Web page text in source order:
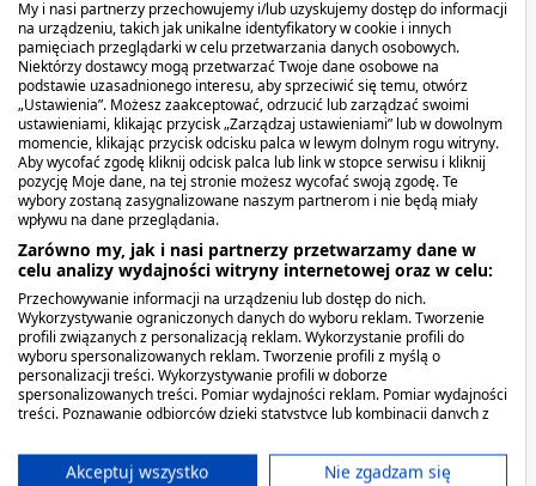
Prowadzenie pojazdów lub obsługiwanie maszyn
Nie zaobserwowano wpływu leku na zdolność
prowadzenie pojazdów i obsługiwania maszyn.
Możliwe działania niepożądane
produktu
4. MOŻLIWE DZIAŁANIA NIEPOŻĄDANE Jak każdy
lek, lek Daktarin, puder leczniczy może
powodować działania niepożądane. Częstość
występowania możliwych działań niepożądanych
wymienionych poniżej zdefiniowano następująco:
bardzo rzadko (występują rzadziej niż u 1 na 10
bardzo rzadko obserwowano reakcje
My i nasi partnerzy przechowujemy i/lub uzyskujemy dostęp do informacji
na urządzeniu, takich jak unikalne identyfikatory w cookie i innych
pamięciach przeglądarki w celu przetwarzania danych osobowych.
Niektórzy dostawcy mogą przetwarzać Twoje dane osobowe na
podstawie uzasadnionego interesu, aby sprzeciwić się temu, otwórz
„Ustawienia”. Możesz zaakceptować, odrzucić lub zarządzać swoimi
ustawieniami, klikając przycisk „Zarządzaj ustawieniami” lub w dowolnym
momencie, klikając przycisk odcisku palca w lewym dolnym rogu witryny.
Aby wycofać zgodę kliknij odcisk palca lub link w stopce serwisu i kliknij
pozycję Moje dane, na tej stronie możesz wycofać swoją zgodę. Te
wybory zostaną zasygnalizowane naszym partnerom i nie będą miały
wpływu na dane przeglądania.
Zarówno my, jak i nasi partnerzy przetwarzamy dane w
celu analizy wydajności witryny internetowej oraz w celu:
Przechowywanie informacji na urządzeniu lub dostęp do nich.
Wykorzystywanie ograniczonych danych do wyboru reklam. Tworzenie
profili związanych z personalizacją reklam. Wykorzystanie profili do
wyboru spersonalizowanych reklam. Tworzenie profili z myślą o
personalizacji treści. Wykorzystywanie profili w doborze
spersonalizowanych treści. Pomiar wydajności reklam. Pomiar wydajności
treści. Poznawanie odbiorców dzięki statystyce lub kombinacji danych z
ograniczonych danych do wyboru treści.
Dane mogą być udostępniane poza Unię Europejską i wysyłane do USA.
Akceptuj wszystko
Nie zgadzam się